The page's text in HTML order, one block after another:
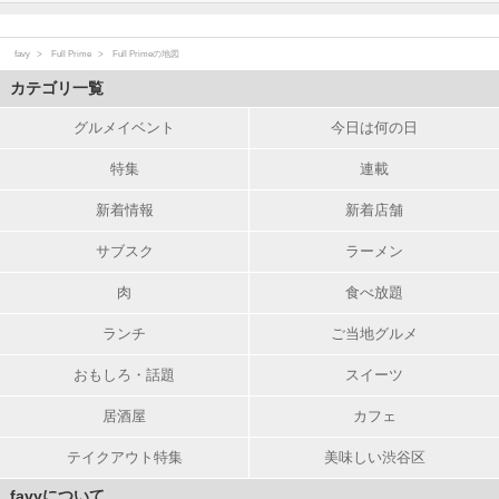
favy Full Prime Full Primeの地図
カテゴリ一覧
グルメイベント 今日は何の日
特集 連載
新着情報 新着店舗
サブスク ラーメン
肉 食べ放題
ランチ ご当地グルメ
おもしろ・話題 スイーツ
居酒屋 カフェ
テイクアウト特集 美味しい渋谷区
favyについて